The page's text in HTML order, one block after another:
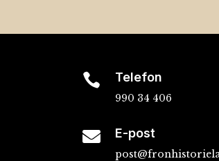
 Telefon
990 34 406
 E-post